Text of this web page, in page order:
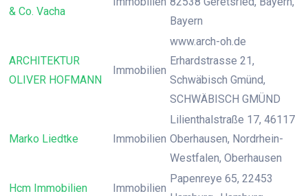
& Co. Vacha
Bayern
ARCHITEKTUR
OLIVER HOFMANN
Immobilien
www.arch-oh.de
Erhardstrasse 21,
Schwäbisch Gmünd,
SCHWÄBISCH GMÜND
Marko Liedtke Immobilien
Lilienthalstraße 17, 46117
Oberhausen, Nordrhein-
Westfalen, Oberhausen
Hcm Immobilien Immobilien
Papenreye 65, 22453